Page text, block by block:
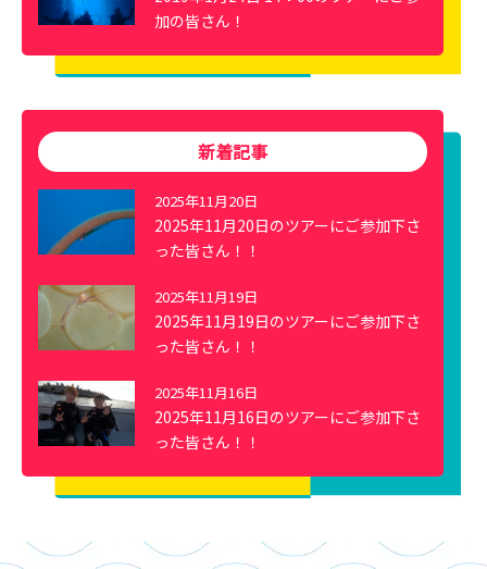
加の皆さん！
新着記事
2025年11月20日
2025年11月20日のツアーにご参加下さ
った皆さん！！
2025年11月19日
2025年11月19日のツアーにご参加下さ
った皆さん！！
2025年11月16日
2025年11月16日のツアーにご参加下さ
った皆さん！！